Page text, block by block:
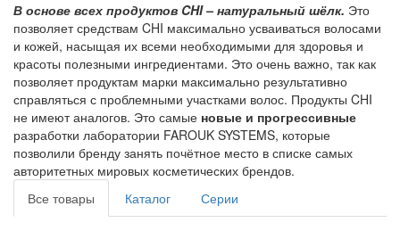
В основе всех продуктов CHI – натуральный шёлк. Это
позволяет средствам CHI максимально усваиваться волосами
и кожей, насыщая их всеми необходимыми для здоровья и
красоты полезными ингредиентами. Это очень важно, так как
позволяет продуктам марки максимально результативно
справляться с проблемными участками волос. Продукты CHI
не имеют аналогов. Это самые новые и прогрессивные
разработки лаборатории FAROUK SYSTEMS, которые
позволили бренду занять почётное место в списке самых
авторитетных мировых косметических брендов.
Все товары
Каталог Серии